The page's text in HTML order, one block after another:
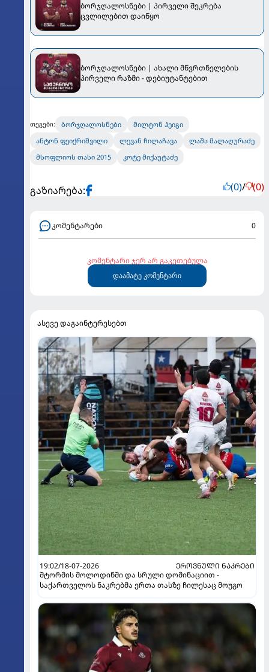
ბორჯღალოსნები | პირველი შეკრება
ცვლილებით დაიწყო
ბორჯღალოსნები | ახალი მწვრთნელების
პირველი რაზმი - დებიუტანტებით
თეგები: ბორჯღალოსნები
მილტონ ჰეიგი
ანტონ ფეიქრიშვილი
ლევან ჩილაჩავა
ლაშა მალაღურაძე
მსოფლიოს თასი 2015
კოტე მიქაუტაძე
გაზიარება: (0)/ (0)
კომენტარები 0
კომენტარი ჯერ არ გაკეთებულა
დაამატე კომენტარი
ასევე დაგაინტერესებთ
19:02/18-07-2026
ᲔᲠᲝᲕᲜᲣᲚᲘ ᲜᲐᲙᲠᲔᲑᲘ
შტორმის მოლოდინში და სრული დომინაციით -
საქართველოს ნაკრებმა ერთა თასზე ჩილესაც მოუგო